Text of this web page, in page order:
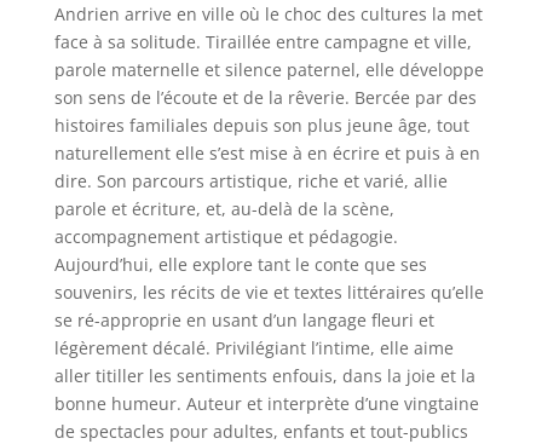
Andrien arrive en ville où le choc des cultures la met
face à sa solitude. Tiraillée entre campagne et ville,
parole maternelle et silence paternel, elle développe
son sens de l’écoute et de la rêverie. Bercée par des
histoires familiales depuis son plus jeune âge, tout
naturellement elle s’est mise à en écrire et puis à en
dire. Son parcours artistique, riche et varié, allie
parole et écriture, et, au-delà de la scène,
accompagnement artistique et pédagogie.
Aujourd’hui, elle explore tant le conte que ses
souvenirs, les récits de vie et textes littéraires qu’elle
se ré-approprie en usant d’un langage fleuri et
légèrement décalé. Privilégiant l’intime, elle aime
aller titiller les sentiments enfouis, dans la joie et la
bonne humeur. Auteur et interprète d’une vingtaine
de spectacles pour adultes, enfants et tout-publics